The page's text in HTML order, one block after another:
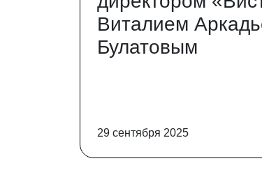
Виталием
Булатовым
29 сентября 2025